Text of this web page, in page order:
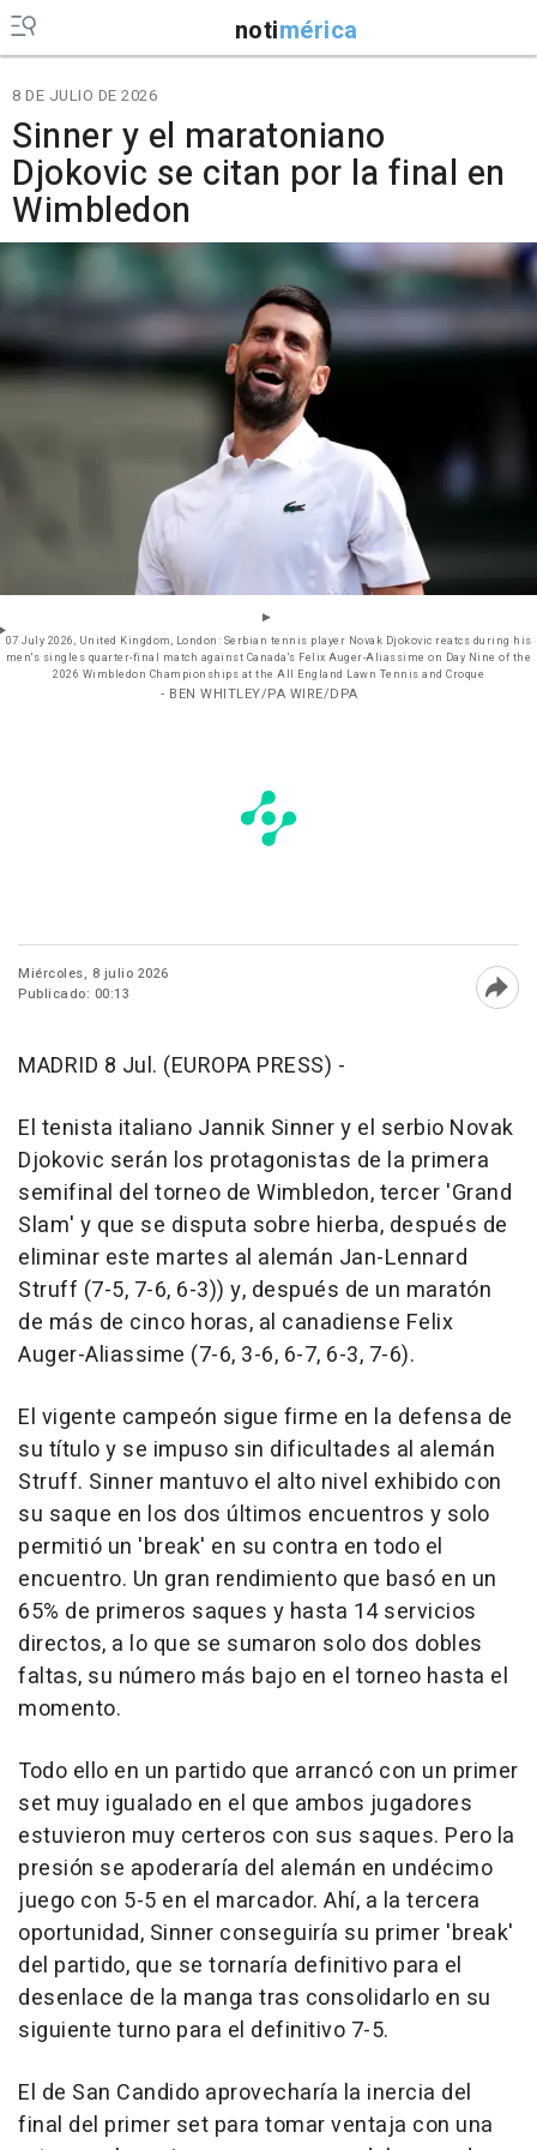
notimérica
8 DE JULIO DE 2026
Sinner y el maratoniano
Djokovic se citan por la final en
Wimbledon
07 July 2026, United Kingdom, London: Serbian tennis player Novak Djokovic reatcs during his
men's singles quarter-final match against Canada's Felix Auger-Aliassime on Day Nine of the
2026 Wimbledon Championships at the All England Lawn Tennis and Croque
- BEN WHITLEY/PA WIRE/DPA
Miércoles, 8 julio 2026
Publicado: 00:13
MADRID 8 Jul. (EUROPA PRESS) -
El tenista italiano Jannik Sinner y el serbio Novak
Djokovic serán los protagonistas de la primera
semifinal del torneo de Wimbledon, tercer 'Grand
Slam' y que se disputa sobre hierba, después de
eliminar este martes al alemán Jan-Lennard
Struff (7-5, 7-6, 6-3)) y, después de un maratón
de más de cinco horas, al canadiense Felix
Auger-Aliassime (7-6, 3-6, 6-7, 6-3, 7-6).
El vigente campeón sigue firme en la defensa de
su título y se impuso sin dificultades al alemán
Struff. Sinner mantuvo el alto nivel exhibido con
su saque en los dos últimos encuentros y solo
permitió un 'break' en su contra en todo el
encuentro. Un gran rendimiento que basó en un
65% de primeros saques y hasta 14 servicios
directos, a lo que se sumaron solo dos dobles
faltas, su número más bajo en el torneo hasta el
momento.
Todo ello en un partido que arrancó con un primer
set muy igualado en el que ambos jugadores
estuvieron muy certeros con sus saques. Pero la
presión se apoderaría del alemán en undécimo
juego con 5-5 en el marcador. Ahí, a la tercera
oportunidad, Sinner conseguiría su primer 'break'
del partido, que se tornaría definitivo para el
desenlace de la manga tras consolidarlo en su
siguiente turno para el definitivo 7-5.
El de San Candido aprovecharía la inercia del
final del primer set para tomar ventaja con una